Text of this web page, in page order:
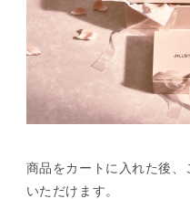
商品をカートに入れた後、
いただけます。